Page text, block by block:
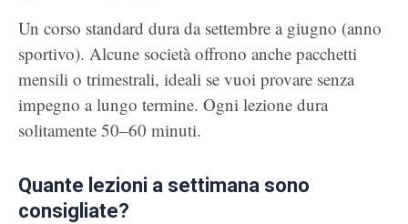
Un corso standard dura da settembre a giugno (anno
sportivo). Alcune società offrono anche pacchetti
mensili o trimestrali, ideali se vuoi provare senza
impegno a lungo termine. Ogni lezione dura
solitamente 50–60 minuti.
Quante lezioni a settimana sono
consigliate?